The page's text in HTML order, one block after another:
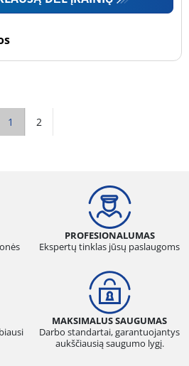
1 2
PROFESIONALUMAS
Ekspertų tinklas jūsų paslaugoms
MAKSIMALUS SAUGUMAS
Darbo standartai, garantuojantys
aukščiausią saugumo lygį.